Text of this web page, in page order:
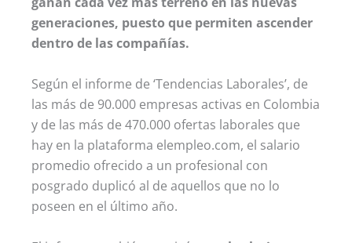
generaciones, puesto que permiten ascender
dentro de las compañías.
Según el informe de ‘Tendencias Laborales’, de
las más de 90.000 empresas activas en Colombia
y de las más de 470.000 ofertas laborales que
hay en la plataforma elempleo.com, el salario
promedio ofrecido a un profesional con
posgrado duplicó al de aquellos que no lo
poseen en el último año.